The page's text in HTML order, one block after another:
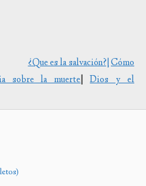
¿Que es la salvación?|Cómo
sobre la muerte|
Dios y el